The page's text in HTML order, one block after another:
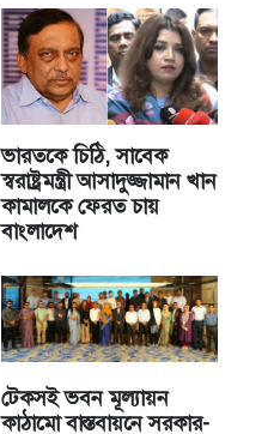
ভারতকে চিঠি, সাবেক
স্বরাষ্ট্রমন্ত্রী আসাদুজ্জামান খান
কামালকে ফেরত চায়
বাংলাদেশ
টেকসই ভবন মূল্যায়ন
কাঠামো বাস্তবায়নে সরকার-